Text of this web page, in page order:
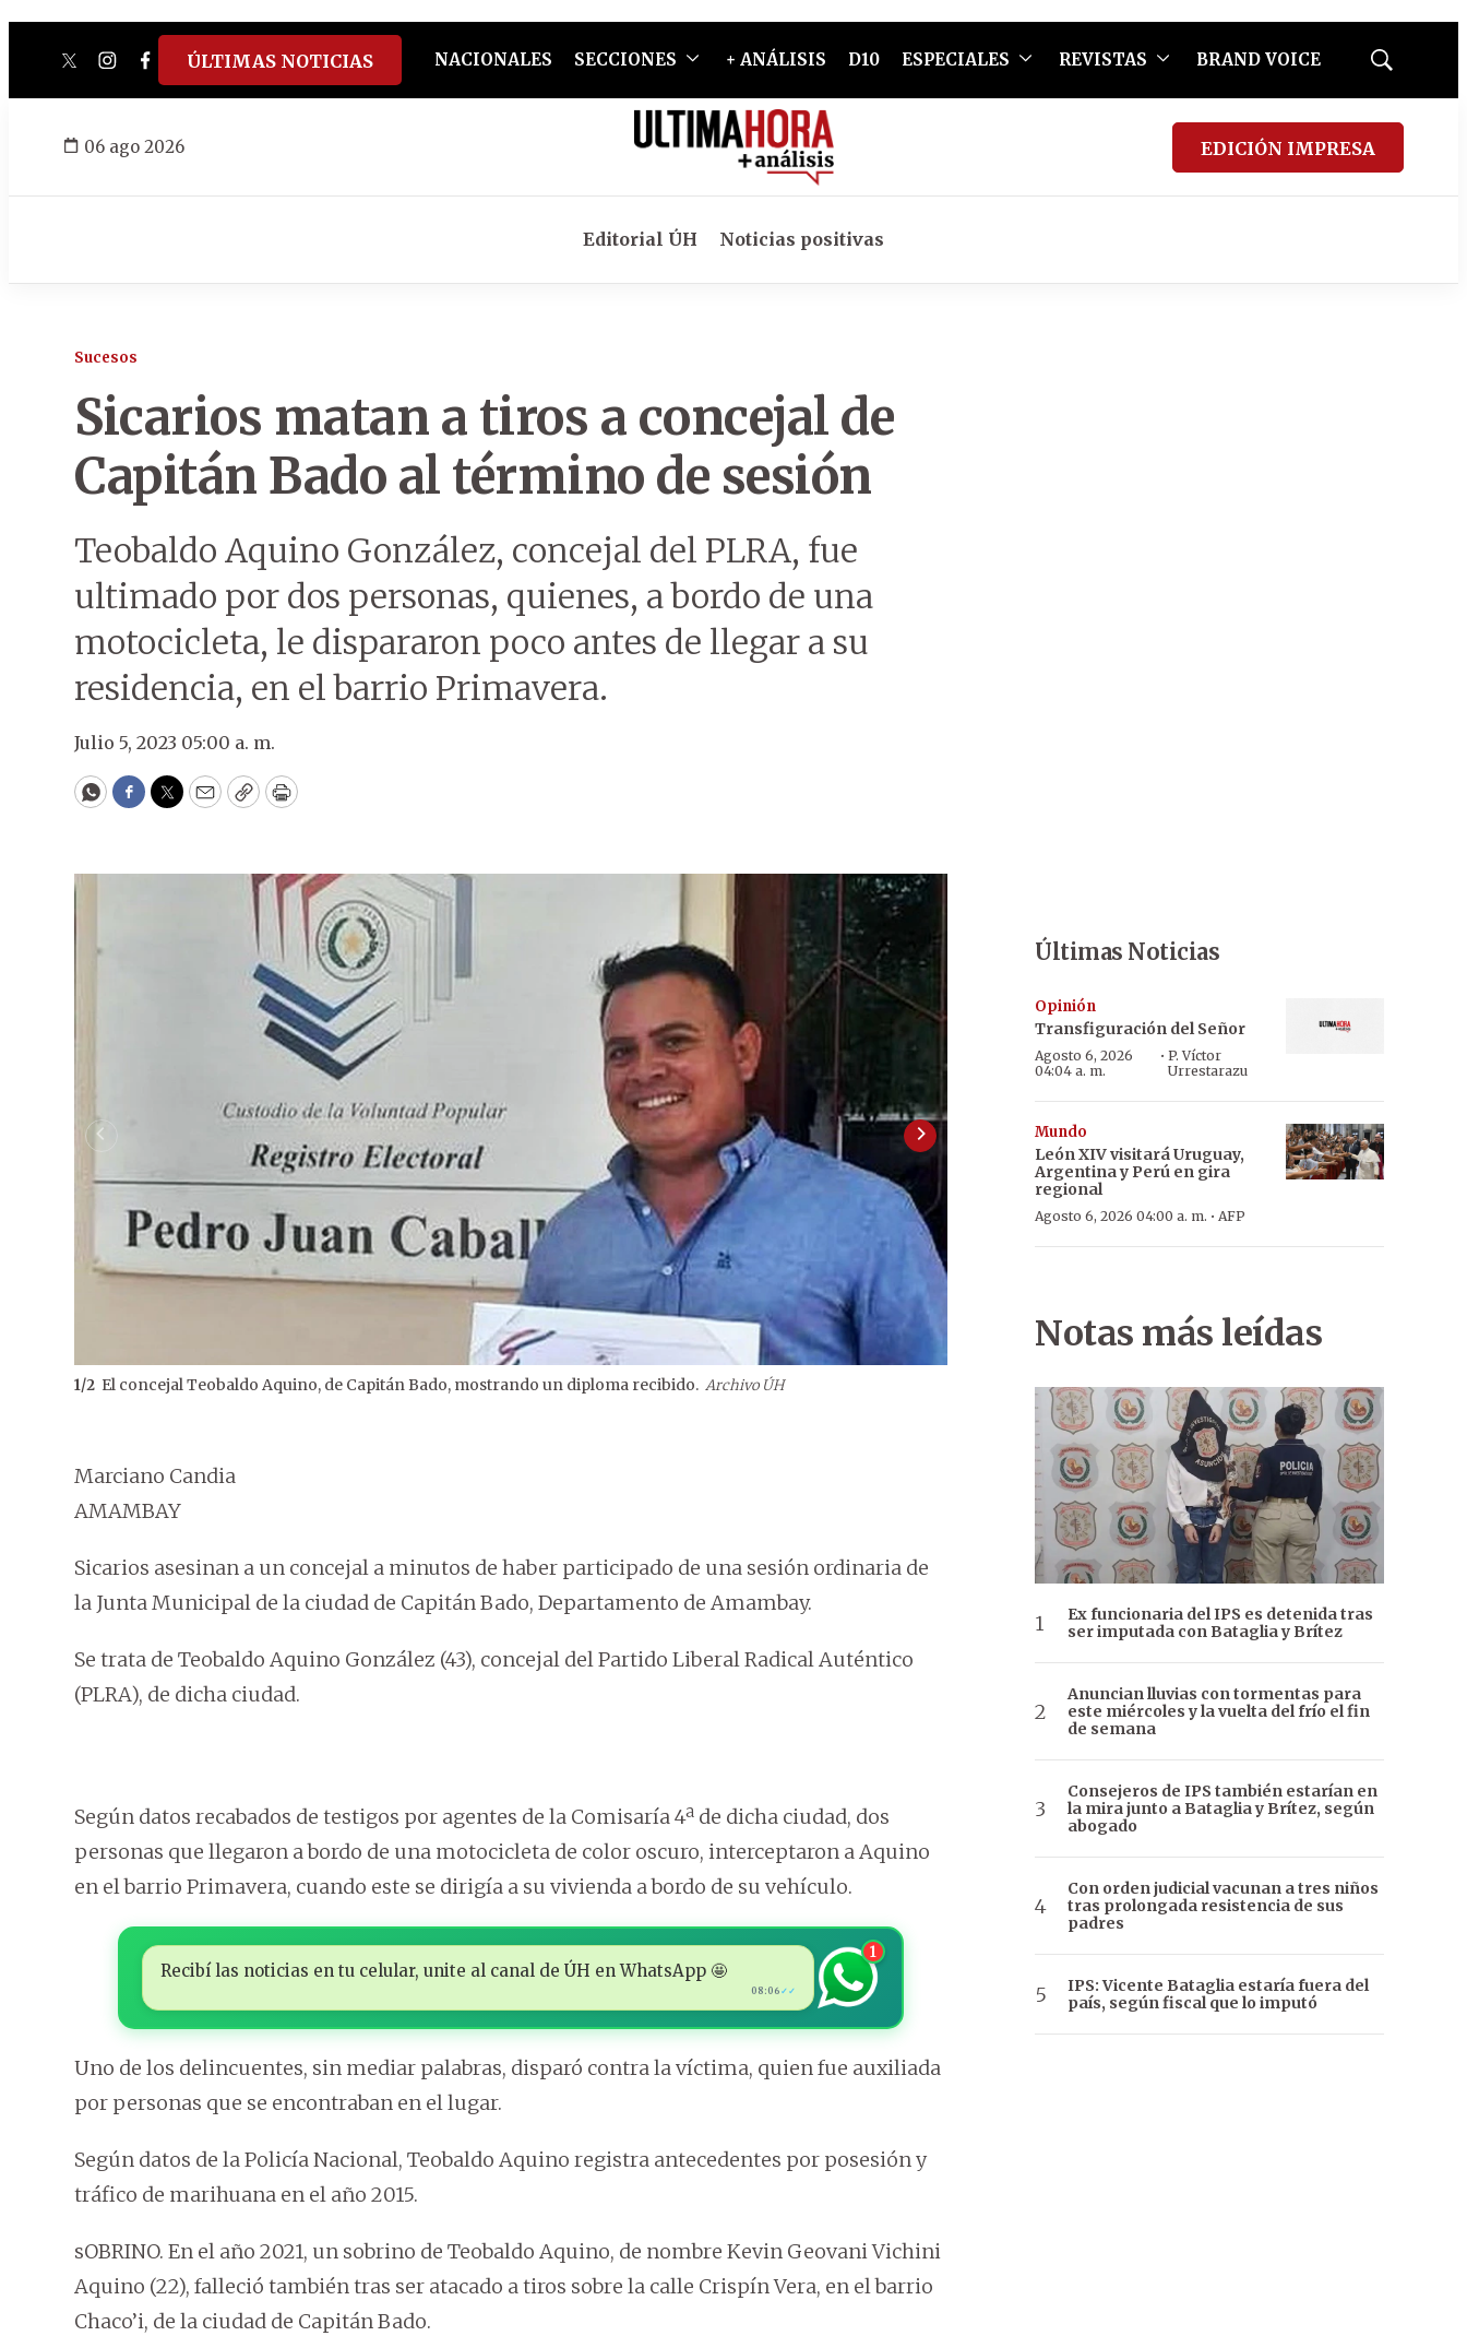
twitterinstagram
facebook
tiktokyoutube
spotify
ÚLTIMAS NOTICIAS NACIONALES SECCIONES + ANÁLISIS D10 ESPECIALES REVISTAS BRAND VOICE
Mostrar
06 ago 2026 EDICIÓN IMPRESA
Editorial ÚH Noticias positivas
Sucesos
Sicarios matan a tiros a concejal de
Capitán Bado al término de sesión
Teobaldo Aquino González, concejal del PLRA, fue
ultimado por dos personas, quienes, a bordo de una
motocicleta, le dispararon poco antes de llegar a su
residencia, en el barrio Primavera.
Julio 5, 2023 05:00 a. m.
WhatsApp
Facebook
Twitter
EmailCopyPrint
1/2 El concejal Teobaldo Aquino, de Capitán Bado, mostrando un diploma recibido. Archivo ÚH No pudo. El concejal herido fue asistido hasta un hospital, pero
Marciano Candia
AMAMBAY
Sicarios asesinan a un concejal a minutos de haber participado de una sesión ordinaria de
la Junta Municipal de la ciudad de Capitán Bado, Departamento de Amambay.
Se trata de Teobaldo Aquino González (43), concejal del Partido Liberal Radical Auténtico
(PLRA), de dicha ciudad.
Según datos recabados de testigos por agentes de la Comisaría 4ª de dicha ciudad, dos
personas que llegaron a bordo de una motocicleta de color oscuro, interceptaron a Aquino
en el barrio Primavera, cuando este se dirigía a su vivienda a bordo de su vehículo.
Recibí las noticias en tu celular, unite al canal de ÚH en WhatsApp 🤩
08:06 ✓✓
1
Uno de los delincuentes, sin mediar palabras, disparó contra la víctima, quien fue auxiliada
por personas que se encontraban en el lugar.
Según datos de la Policía Nacional, Teobaldo Aquino registra antecedentes por posesión y
tráfico de marihuana en el año 2015.
sOBRINO. En el año 2021, un sobrino de Teobaldo Aquino, de nombre Kevin Geovani Vichini
Aquino (22), falleció también tras ser atacado a tiros sobre la calle Crispín Vera, en el barrio
Chaco’i, de la ciudad de Capitán Bado.
Últimas Noticias
Opinión
Transfiguración del Señor
Agosto 6, 2026
04:04 a. m.
· P. Víctor
Urrestarazu
Mundo
León XIV visitará Uruguay,
Argentina y Perú en gira
regional
Agosto 6, 2026 04:00 a. m. · AFP
Notas más leídas
Ex funcionaria del IPS es detenida tras
ser imputada con Bataglia y Brítez
Anuncian lluvias con tormentas para
este miércoles y la vuelta del frío el fin
de semana
Consejeros de IPS también estarían en
la mira junto a Bataglia y Brítez, según
abogado
Con orden judicial vacunan a tres niños
tras prolongada resistencia de sus
padres
IPS: Vicente Bataglia estaría fuera del
país, según fiscal que lo imputó